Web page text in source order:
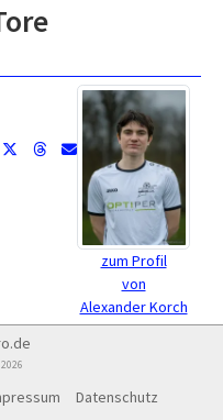
zum Profil
von
Alexander Korch
Datenschutz